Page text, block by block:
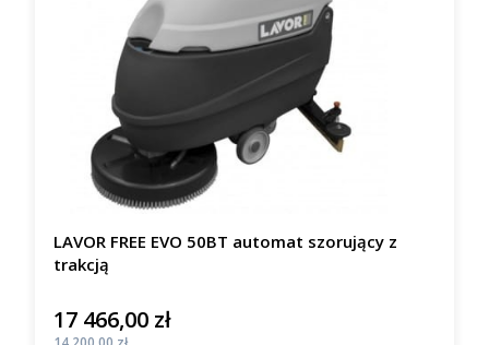
LAVOR FREE EVO 50BT automat szorujący z
trakcją
Cena
17 466,00 zł
Cena